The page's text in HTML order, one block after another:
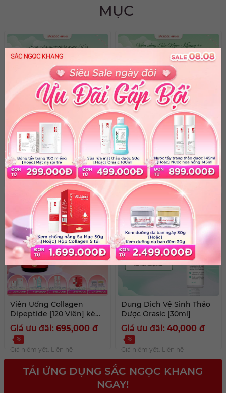
MỤC
Sữa Rửa Mặt Thảo Dược
[50g]
Giá ưu đãi:58,000đ
%
Giá niêm yết: Liên hệ
Viên Uống Sắc Ngọc
Khang ++ [60 Viên]
Giá ưu đãi:479,000đ
%
Giá niêm yết: Liên hệ
Viên Uống Collagen
Dipeptide [120 Viên] kèm
quà tặng
Giá ưu đãi: 695,000 đ
%
Giá niêm yết: Liên hệ
Dung Dịch Vệ Sinh Thảo
Dược Orasic [30ml]
Giá ưu đãi: 40,000 đ
%
Giá niêm yết: Liên hệ
TẢI ỨNG DỤNG SẮC NGỌC KHANG
NGAY!